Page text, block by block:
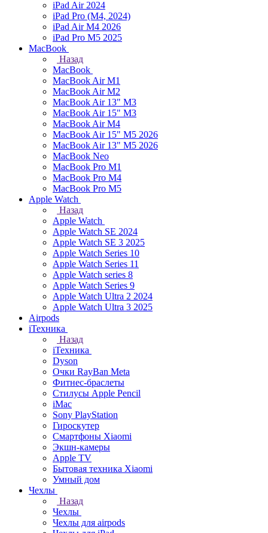
iPad Air 2024
iPad Pro (M4, 2024)
iPad Air M4 2026
iPad Pro M5 2025
MacBook
Назад
MacBook
MacBook Air M1
MacBook Air M2
MacBook Air 13" M3
MacBook Air 15" M3
MacBook Air M4
MacBook Air 15" М5 2026
MacBook Air 13" М5 2026
MacBook Neo
MacBook Pro M1
MacBook Pro M4
MacBook Pro M5
Apple Watch
Назад
Apple Watch
Apple Watch SE 2024
Apple Watch SE 3 2025
Apple Watch Series 10
Apple Watch Series 11
Apple Watch series 8
Apple Watch Series 9
Apple Watch Ultra 2 2024
Apple Watch Ultra 3 2025
Airpods
iТехника
Назад
iТехника
Dyson
Очки RayBan Meta
Фитнес-браслеты
Стилусы Apple Pencil
iMac
Sony PlayStation
Гироскутер
Смартфоны Xiaomi
Экшн-камеры
Apple TV
Бытовая техника Xiaomi
Умный дом
Чехлы
Назад
Чехлы
Чехлы для airpods